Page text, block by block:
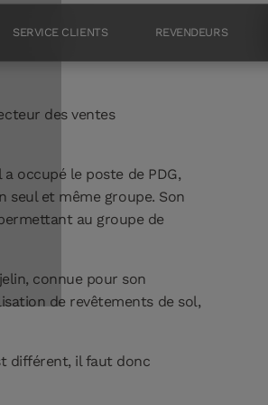
SERVICE CLIENTS REVENDEURS
des ventes
occupé le poste de PDG,
seul et même groupe. Son
au groupe de
connue pour son
de revêtements de sol,
différent, il faut donc